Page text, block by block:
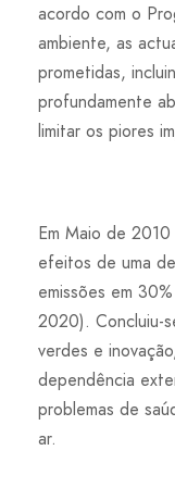
acordo com o
ambiente, as
prometidas,
profundamente
limitar os piores
Em Maio de
efeitos de uma
emissões em
2020). Concluiu-
verdes e
dependência
problemas de
ar.